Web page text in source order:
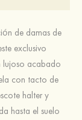
de damas de
exclusivo
lujoso acabado
con tacto de
halter y
hasta el suelo